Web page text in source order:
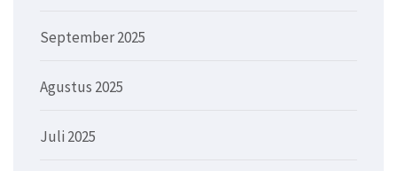
September 2025
Agustus 2025
Juli 2025